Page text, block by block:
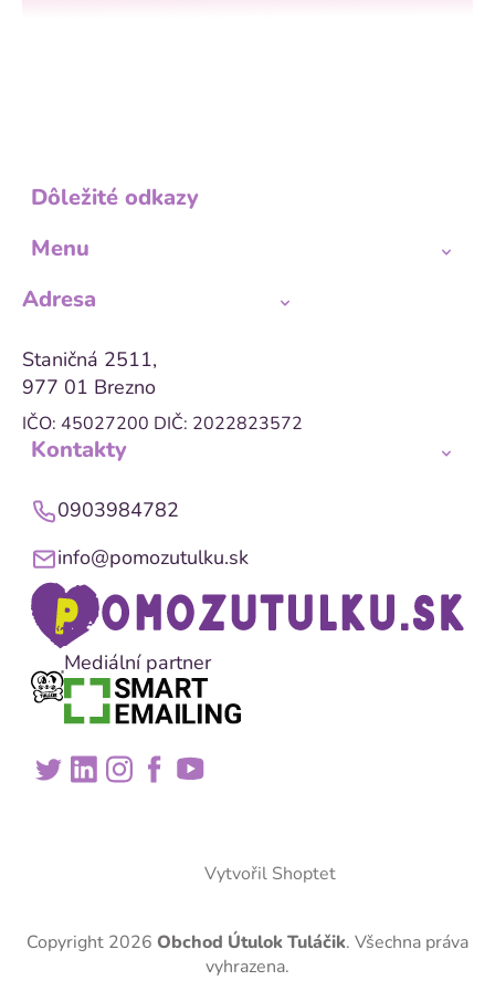
Dôležité odkazy
Menu
Adresa
Staničná 2511,
977 01 Brezno
IČO: 45027200 DIČ: 2022823572
Kontakty
0903984782
info@pomozutulku.sk
Mediální partner
Vytvořil Shoptet
Copyright 2026 Obchod Útulok Tuláčik. Všechna práva
vyhrazena.